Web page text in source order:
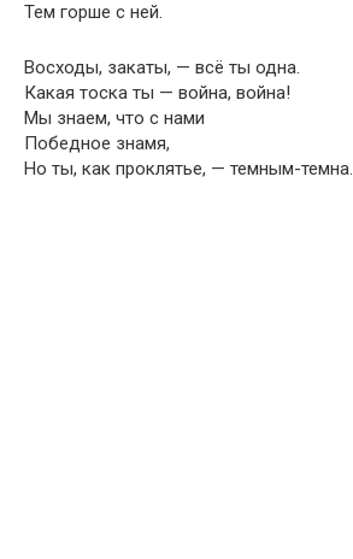
Тем горше с ней.
Восходы, закаты, — всё ты одна.
Какая тоска ты — война, война!
Мы знаем, что с нами
Победное знамя,
Но ты, как проклятье, — темным-темна.